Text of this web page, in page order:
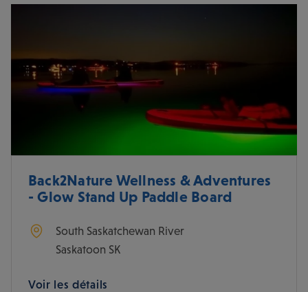
Back2Nature Wellness & Adventures
- Glow Stand Up Paddle Board
South Saskatchewan River
Saskatoon SK
Voir les détails